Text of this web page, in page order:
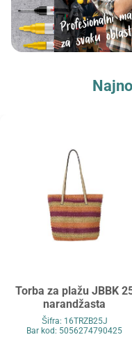
Torba za plažu JBBK
narandžasta
Šifra: 16TRZB25J
Bar kod: 5056274790425